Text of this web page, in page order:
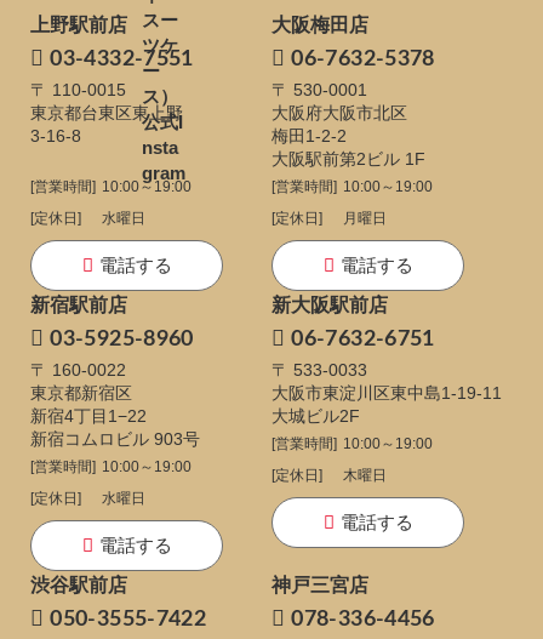
上野駅前店
03-4332-7551
〒 110-0015
東京都台東区東上野
3-16-8
[営業時間] 10:00～19:00
[定休日]
水曜日
電話する
大阪梅田店
06-7632-5378
〒 530-0001
大阪府大阪市北区
梅田1-2-2
大阪駅前第2ビル 1F
[営業時間] 10:00～19:00
[定休日]
月曜日
電話する
新宿駅前店
03-5925-8960
〒 160-0022
東京都新宿区
新宿4丁目1−22
新宿コムロビル 903号
[営業時間] 10:00～19:00
[定休日]
水曜日
電話する
新大阪駅前店
06-7632-6751
〒 533-0033
大阪市東淀川区東中島1-19-11
大城ビル2F
[営業時間] 10:00～19:00
[定休日]
木曜日
電話する
渋谷駅前店
050-3555-7422
神戸三宮店
078-336-4456